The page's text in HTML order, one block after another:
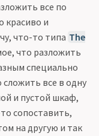
все по
красиво и
что-то типа The
что разложить
специально
все в одну
и пустой шкаф,
сопоставить,
на другую и так